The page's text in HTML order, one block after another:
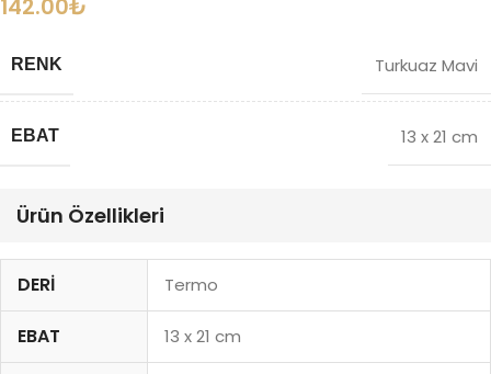
142.00₺
RENK Turkuaz Mavi
EBAT 13 x 21 cm
Ürün Özellikleri
DERI Termo
EBAT 13 x 21 cm